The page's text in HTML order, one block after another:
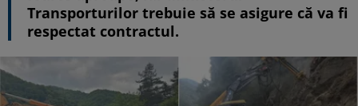
Transporturilor trebuie să se asigure că va fi
respectat contractul.